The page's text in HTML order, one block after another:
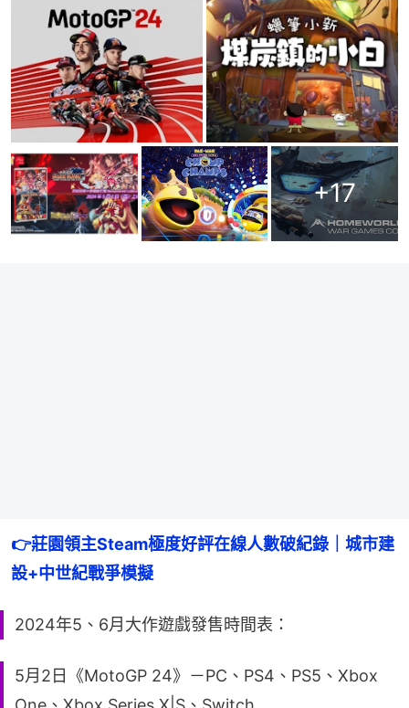
+17
👉莊園領主Steam極度好評在線人數破紀錄｜城市建
設+中世紀戰爭模擬
2024年5、6月大作遊戲發售時間表：
5月2日《MotoGP 24》－PC、PS4、PS5、Xbox